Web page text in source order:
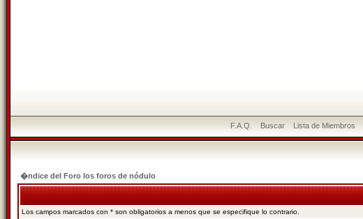
F.A.Q. Buscar Lista de Miembros
�ndice del Foro los foros de nódulo
Los campos marcados con * son obligatorios a menos que se especifique lo contrario.